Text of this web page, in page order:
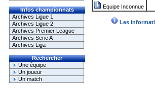
Infos championnats
Archives Ligue 1
Archives Ligue 2
Archives Premier League
Archives Serie A
Archives Liga
Rechercher
Une équipe
Un joueur
Un match
Equipe Inconnue
Les